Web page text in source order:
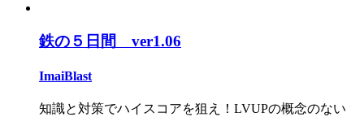
鉄の５日間 ver1.06
ImaiBlast
知識と対策でハイスコアを狙え！LVUPの概念のない